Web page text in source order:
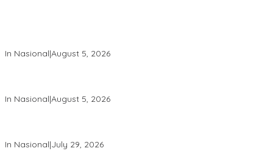
In Nasional|August 5, 2026
In Nasional|August 5, 2026
In Nasional|July 29, 2026